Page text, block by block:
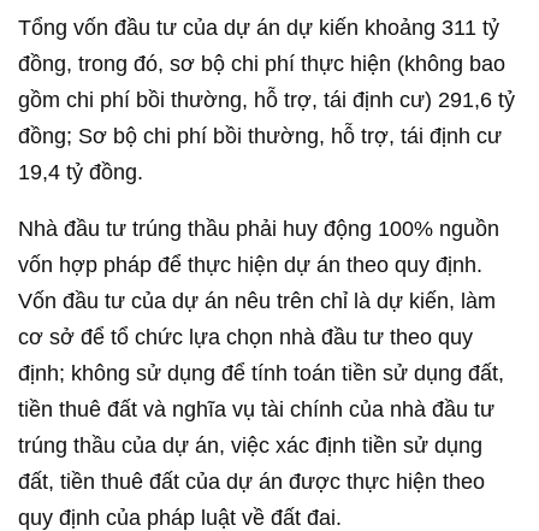
Tổng vốn đầu tư của dự án dự kiến khoảng 311 tỷ
đồng, trong đó, sơ bộ chi phí thực hiện (không bao
gồm chi phí bồi thường, hỗ trợ, tái định cư) 291,6 tỷ
đồng; Sơ bộ chi phí bồi thường, hỗ trợ, tái định cư
19,4 tỷ đồng.
Nhà đầu tư trúng thầu phải huy động 100% nguồn
vốn hợp pháp để thực hiện dự án theo quy định.
Vốn đầu tư của dự án nêu trên chỉ là dự kiến, làm
cơ sở để tổ chức lựa chọn nhà đầu tư theo quy
định; không sử dụng để tính toán tiền sử dụng đất,
tiền thuê đất và nghĩa vụ tài chính của nhà đầu tư
trúng thầu của dự án, việc xác định tiền sử dụng
đất, tiền thuê đất của dự án được thực hiện theo
quy định của pháp luật về đất đai.